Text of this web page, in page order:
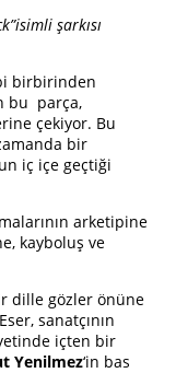
şarkısı
birbirinden
bu parça,
çekiyor. Bu
bir
iç içe geçtiği
arketipine
kayboluş ve
dille gözler önüne
sanatçının
içten bir
Yenilmez‘in bas